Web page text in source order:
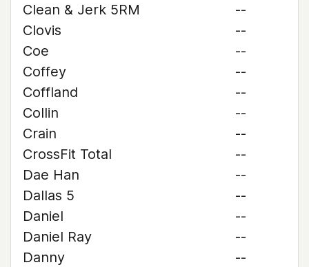
Clean & Jerk 5RM
--
Clovis
--
Coe
--
Coffey
--
Coffland
--
Collin
--
Crain
--
CrossFit Total
--
Dae Han
--
Dallas 5
--
Daniel
--
Daniel Ray
--
Danny
--